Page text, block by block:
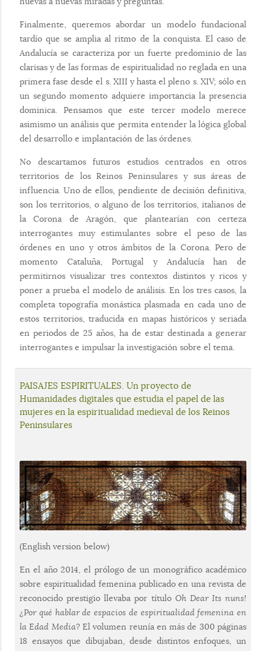
Finalmente, queremos abordar un modelo fundacional
tardío que se amplia al ritmo de la conquista. El caso de
Andalucía se caracteriza por un fuerte predominio de las
clarisas y de las formas de espiritualidad no reglada en una
primera fase desde el s. XIII y hasta el pleno s. XIV; sólo en
un segundo momento adquiere importancia la presencia
dominica. Pensamos que este tercer modelo merece
asimismo un análisis que permita entender la lógica global
del desarrollo e implantación de las órdenes.
No descartamos futuros estudios centrados en otros
territorios de los Reinos Peninsulares y sus áreas de
influencia. Uno de ellos, pendiente de decisión definitiva,
son los territorios, o alguno de los territorios, italianos de
la Corona de Aragón, que plantearían con certeza
interrogantes muy estimulantes sobre el peso de las
órdenes en uno y otros ámbitos de la Corona. Pero de
momento Cataluña, Portugal y Andalucía han de
permitirnos visualizar tres contextos distintos y ricos y
poner a prueba el modelo de análisis. En los tres casos, la
completa topografía monástica plasmada en cada uno de
estos territorios, traducida en mapas históricos y seriada
en periodos de 25 años, ha de estar destinada a generar
interrogantes e impulsar la investigación sobre el tema.
PAISAJES ESPIRITUALES. Un proyecto de
Humanidades digitales que estudia el papel de las
mujeres en la espiritualidad medieval de los Reinos
Peninsulares
(English version below)
En el año 2014, el prólogo de un monográfico académico
sobre espiritualidad femenina publicado en una revista de
reconocido prestigio llevaba por título Oh Dear Its nuns!
¿Por qué hablar de espacios de espiritualidad femenina en
la Edad Media?El volumen reunía en más de 300 páginas
18 ensayos que dibujaban, desde distintos enfoques, un